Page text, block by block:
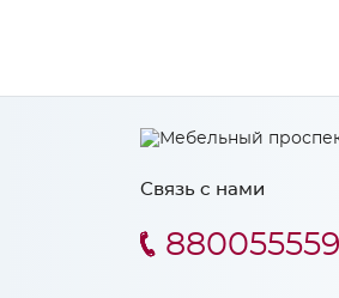
Связь с нами